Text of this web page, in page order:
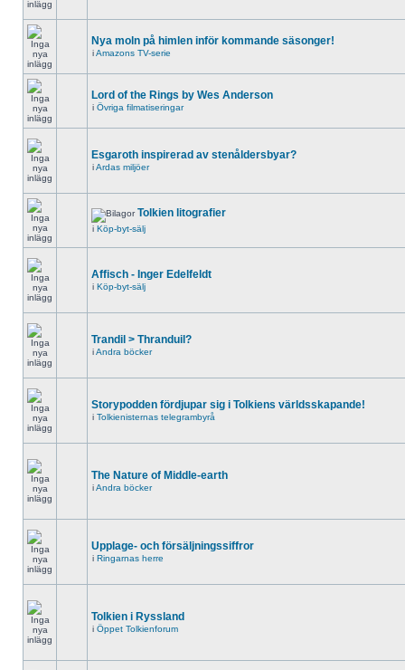
Nya moln på himlen inför kommande säsonger!
iAmazons TV-serie
Lord of the Rings by Wes Anderson
i Övriga filmatiseringar
Esgaroth inspirerad av stenåldersbyar?
iArdas miljöer
Tolkien litografier
i Köp-byt-sälj
Affisch - Inger Edelfeldt
i Köp-byt-sälj
Trandil > Thranduil?
iAndra böcker
Storypodden fördjupar sig i Tolkiens världsskapande!
i Tolkienisternas telegrambyrå
The Nature of Middle-earth
iAndra böcker
Upplage- och försäljningssiffror
i Ringarnas herre
Tolkien i Ryssland
i Öppet Tolkienforum